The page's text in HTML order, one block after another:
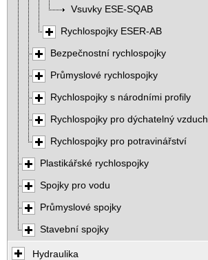
Vsuvky ESE-SQAB
Rychlospojky ESER-AB
Bezpečnostní rychlospojky
Průmyslové rychlospojky
Rychlospojky s národními profily
Rychlospojky pro dýchatelný vzduch
Rychlospojky pro potravinářství
Plastikářské rychlospojky
Spojky pro vodu
Průmyslové spojky
Stavební spojky
Hydraulika